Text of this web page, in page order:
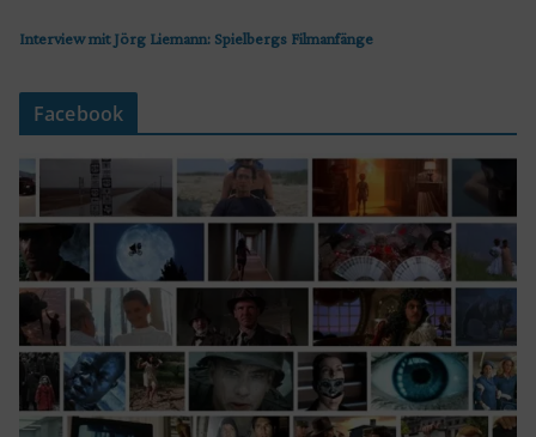
Interview mit Jörg Liemann: Spielbergs Filmanfänge
Facebook